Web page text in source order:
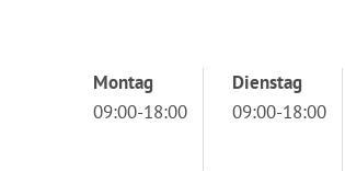
Montag
09:00-18:00
Dienstag
09:00-18:00